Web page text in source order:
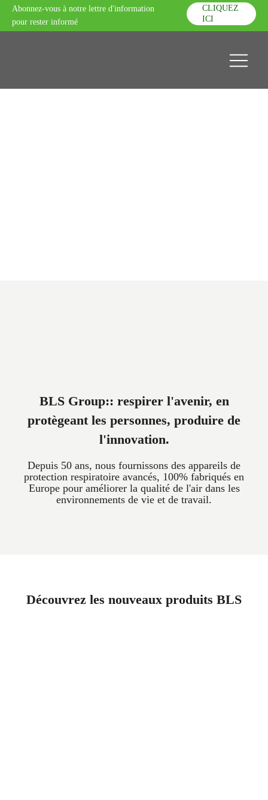
Abonnez-vous à notre lettre d'information
pour rester informé
CLIQUEZ
ICI
BLS Group:: respirer l'avenir, en
protègeant les personnes, produire de
l'innovation.
Depuis 50 ans, nous fournissons des appareils de
protection respiratoire avancés, 100% fabriqués en
Europe pour améliorer la qualité de l'air dans les
environnements de vie et de travail.
Découvrez les nouveaux produits BLS